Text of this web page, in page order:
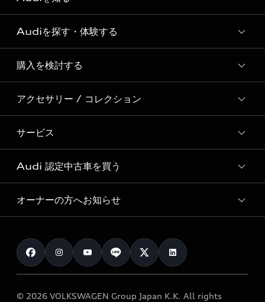
Audi ブランド
Story of Progress
Audi Sport
Formula 1®
デジタルサービス
Audiを探す・体験する
ディーラー検索
新車在庫検索
試乗車・展示車検索
見積り依頼
試乗予約
購入を検討する
モデル一覧
特別仕様モデル / 限定モデル
e-tronラインアップ
価格シミュレーション
車両比較
カタログ一覧
アクセサリー / コレクション
純正アクセサリー
オンラインショップ
Audi collection
アウディナビアプリ
サービス
サービス入庫予約
サービスプログラム
メンテナンス
車検 / 定期点検
e-tronアフターサポート
Audi 認定中古車を買う
Audi認定中古車
クオリティ
保証
メンテナンス
オーナーの方へお知らせ
お知らせ
オーナー様向けキャンペーン
© 2026 VOLKSWAGEN Group Japan K.K. All rights